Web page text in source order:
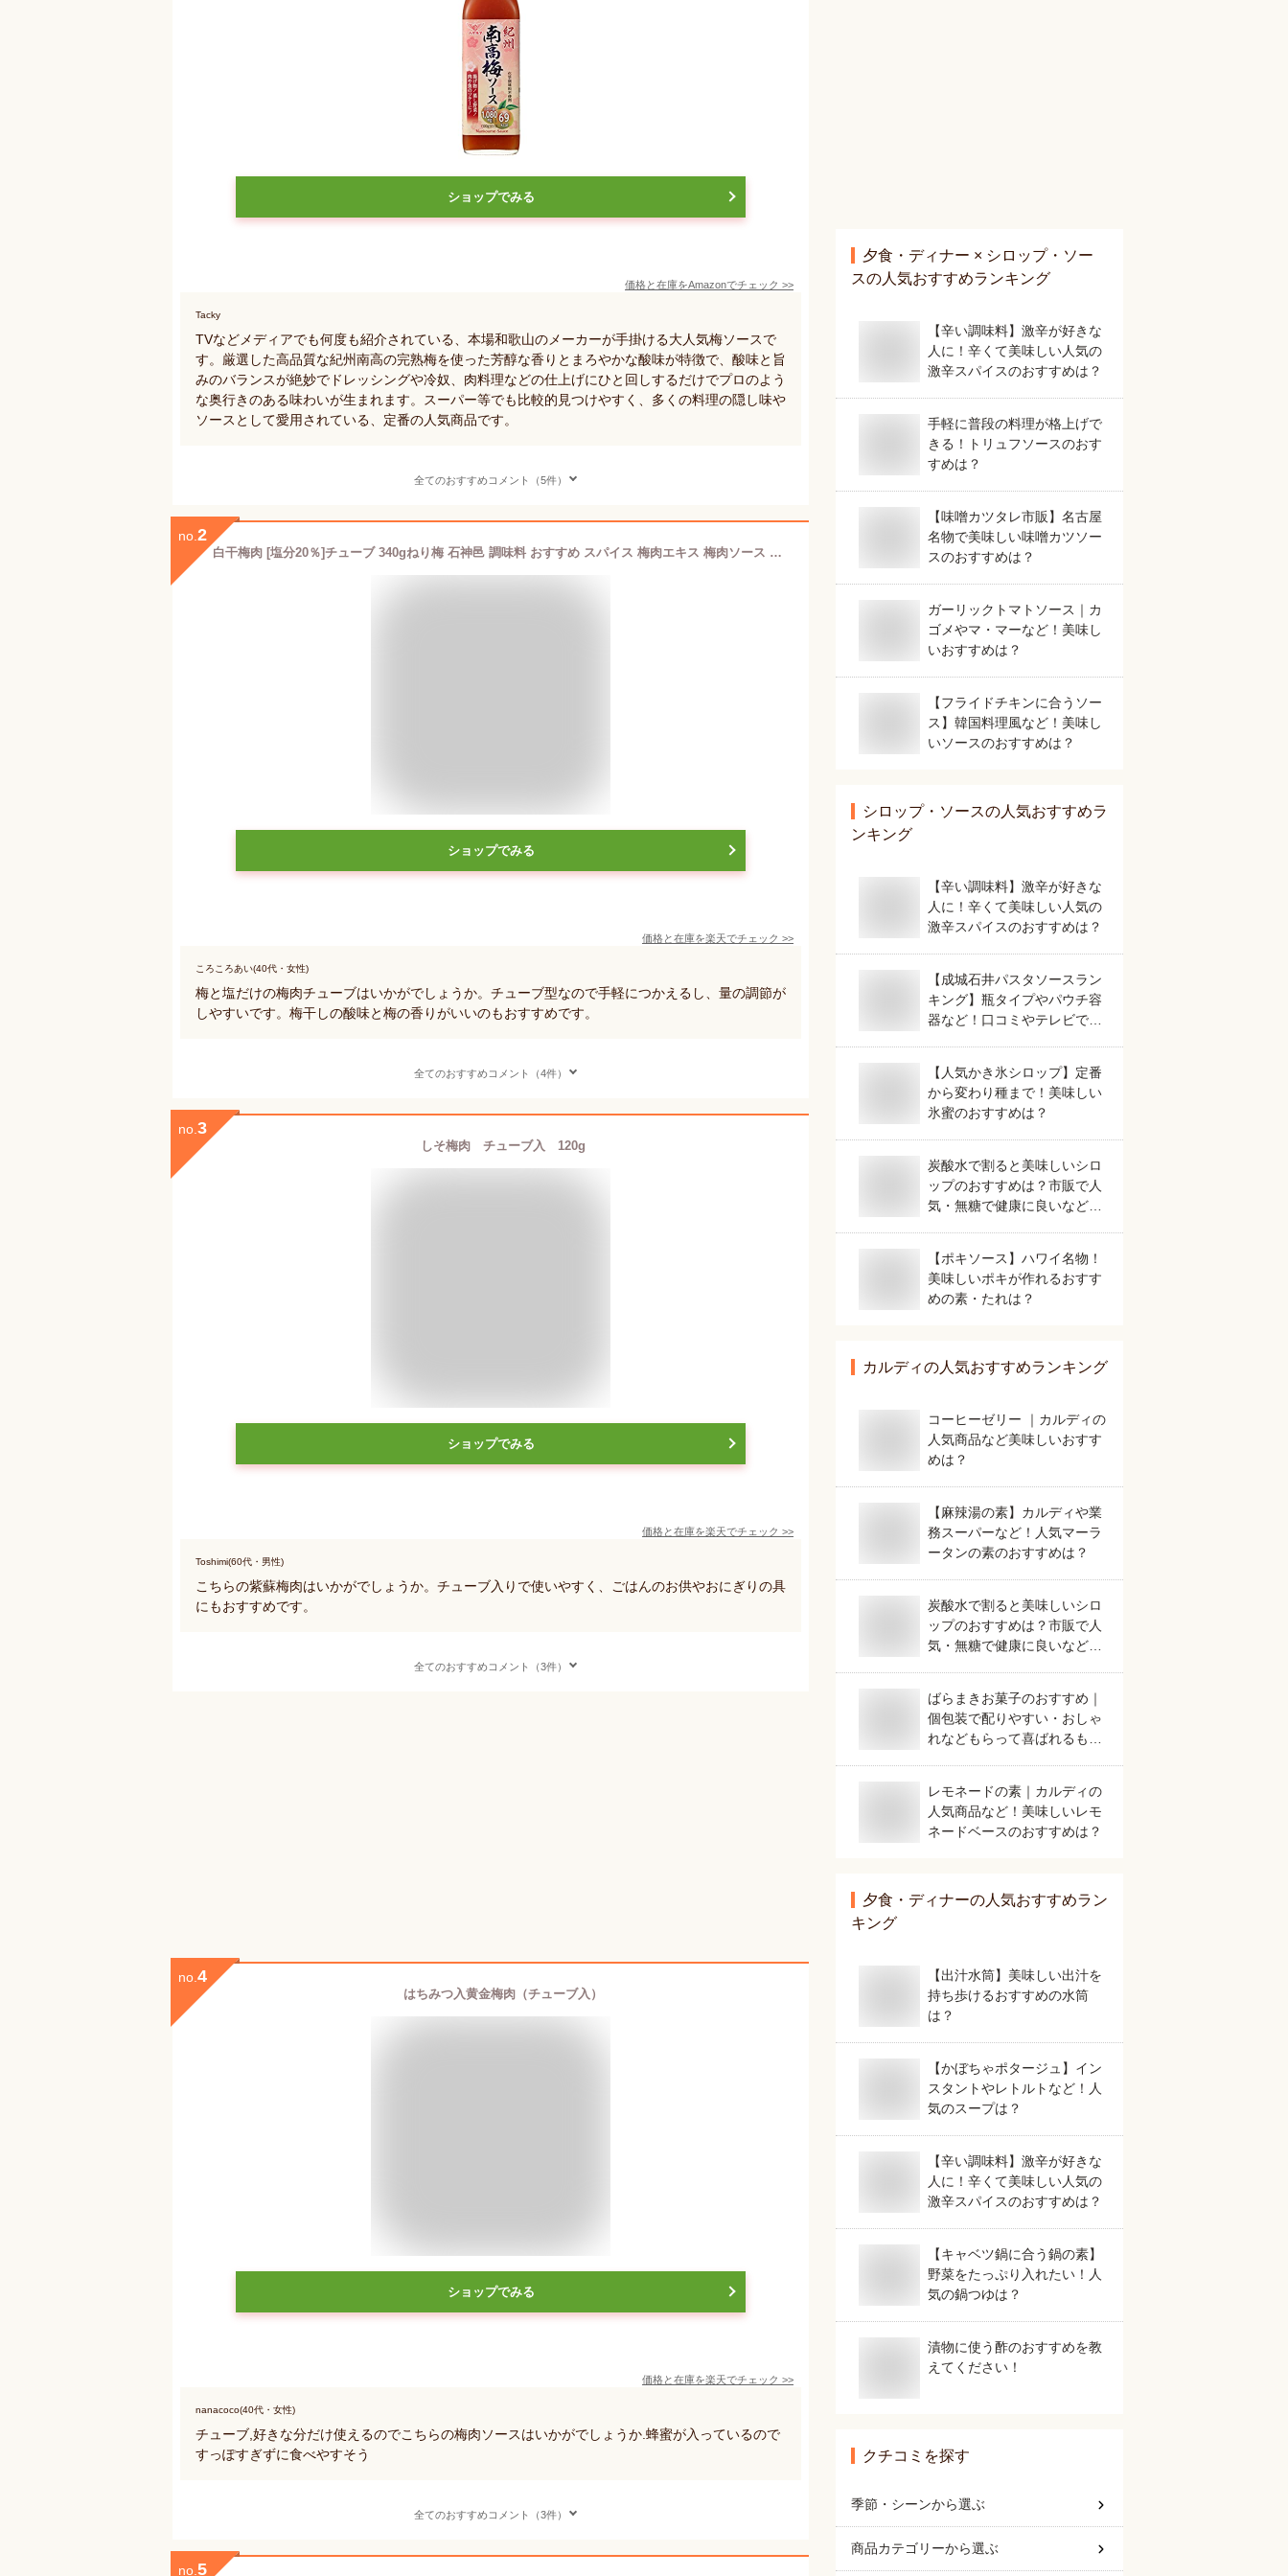
ショップでみる
価格と在庫をAmazonでチェック >>
Tacky
TVなどメディアでも何度も紹介されている、本場和歌山のメーカーが手掛ける大人気梅ソースで
す。厳選した高品質な紀州南高の完熟梅を使った芳醇な香りとまろやかな酸味が特徴で、酸味と旨
みのバランスが絶妙でドレッシングや冷奴、肉料理などの仕上げにひと回しするだけでプロのよう
な奥行きのある味わいが生まれます。スーパー等でも比較的見つけやすく、多くの料理の隠し味や
ソースとして愛用されている、定番の人気商品です。
全てのおすすめコメント（5件）
no. 2
白干梅肉 [塩分20％]チューブ 340gねり梅 石神邑 調味料 おすすめ スパイス 梅肉エキス 梅肉ソース お弁当
ショップでみる
価格と在庫を楽天でチェック >>
ころころあい(40代・女性)
梅と塩だけの梅肉チューブはいかがでしょうか。チューブ型なので手軽につかえるし、量の調節が
しやすいです。梅干しの酸味と梅の香りがいいのもおすすめです。
全てのおすすめコメント（4件）
no. 3
しそ梅肉 チューブ入 120g
ショップでみる
価格と在庫を楽天でチェック >>
Toshimi(60代・男性)
こちらの紫蘇梅肉はいかがでしょうか。チューブ入りで使いやすく、ごはんのお供やおにぎりの具
にもおすすめです。
全てのおすすめコメント（3件）
no. 4
はちみつ入黄金梅肉（チューブ入）
ショップでみる
価格と在庫を楽天でチェック >>
nanacoco(40代・女性)
チューブ,好きな分だけ使えるのでこちらの梅肉ソースはいかがでしょうか.蜂蜜が入っているので
すっぽすぎずに食べやすそう
全てのおすすめコメント（3件）
no. 5
夕食・ディナー × シロップ・ソー
スの人気おすすめランキング
【辛い調味料】激辛が好きな
人に！辛くて美味しい人気の
激辛スパイスのおすすめは？
手軽に普段の料理が格上げで
きる！トリュフソースのおす
すめは？
【味噌カツタレ市販】名古屋
名物で美味しい味噌カツソー
スのおすすめは？
ガーリックトマトソース｜カ
ゴメやマ・マーなど！美味し
いおすすめは？
【フライドチキンに合うソー
ス】韓国料理風など！美味し
いソースのおすすめは？
シロップ・ソースの人気おすすめラ
ンキング
【辛い調味料】激辛が好きな
人に！辛くて美味しい人気の
激辛スパイスのおすすめは？
【成城石井パスタソースラン
キング】瓶タイプやパウチ容
器など！口コミやテレビで話
【人気かき氷シロップ】定番
から変わり種まで！美味しい
氷蜜のおすすめは？
炭酸水で割ると美味しいシロ
ップのおすすめは？市販で人
気・無糖で健康に良いなど人
【ポキソース】ハワイ名物！
美味しいポキが作れるおすす
めの素・たれは？
カルディの人気おすすめランキング
コーヒーゼリー ｜カルディの
人気商品など美味しいおすす
めは？
【麻辣湯の素】カルディや業
務スーパーなど！人気マーラ
ータンの素のおすすめは？
炭酸水で割ると美味しいシロ
ップのおすすめは？市販で人
気・無糖で健康に良いなど人
ばらまきお菓子のおすすめ｜
個包装で配りやすい・おしゃ
れなどもらって喜ばれるもの
レモネードの素｜カルディの
人気商品など！美味しいレモ
ネードベースのおすすめは？
夕食・ディナーの人気おすすめラン
キング
【出汁水筒】美味しい出汁を
持ち歩けるおすすめの水筒
は？
【かぼちゃポタージュ】イン
スタントやレトルトなど！人
気のスープは？
【辛い調味料】激辛が好きな
人に！辛くて美味しい人気の
激辛スパイスのおすすめは？
【キャベツ鍋に合う鍋の素】
野菜をたっぷり入れたい！人
気の鍋つゆは？
漬物に使う酢のおすすめを教
えてください！
クチコミを探す
季節・シーンから選ぶ
商品カテゴリーから選ぶ